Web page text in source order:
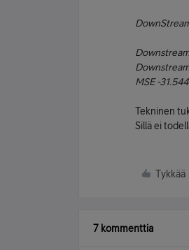
MSE -
Tekninen
Sillä ei
Tykkää
7 kommenttia